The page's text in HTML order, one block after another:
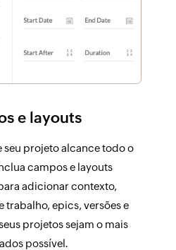
e layouts
seu projeto alcance todo o
campos e layouts
adicionar contexto,
trabalho, epics, versões e
projetos sejam o mais
possível.